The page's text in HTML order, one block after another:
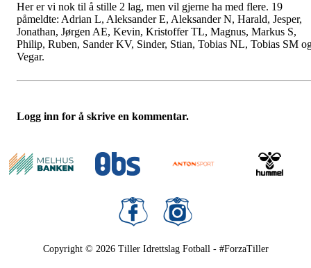
Her er vi nok til å stille 2 lag, men vil gjerne ha med flere. 19
påmeldte: Adrian L, Aleksander E, Aleksander N, Harald, Jesper,
Jonathan, Jørgen AE, Kevin, Kristoffer TL, Magnus, Markus S,
Philip, Ruben, Sander KV, Sinder, Stian, Tobias NL, Tobias SM
Vegar.
Logg inn for å skrive en kommentar.
Copyright © 2026 Tiller Idrettslag Fotball - #ForzaTiller